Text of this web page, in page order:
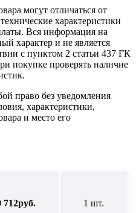
могут отличаться от
характеристики
Вся информация на
характер и не является
с пунктом 2 статьи 437 ГК
покупке проверять наличие
право без уведомления
характеристики,
и место его
712руб. 1 шт.